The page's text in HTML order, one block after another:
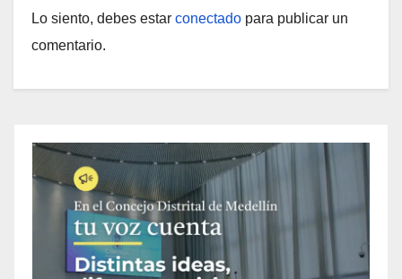
Lo siento, debes estar conectado para publicar un
comentario.